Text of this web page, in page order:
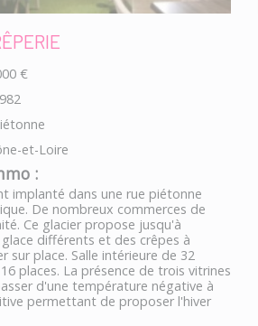
€
et-Loire
:
implanté dans une rue piétonne
De nombreux commerces de
Ce glacier propose jusqu'à
différents et des crêpes à
sur place. Salle intérieure de 32
places. La présence de trois vitrines
d'une température négative à
permettant de proposer l'hiver